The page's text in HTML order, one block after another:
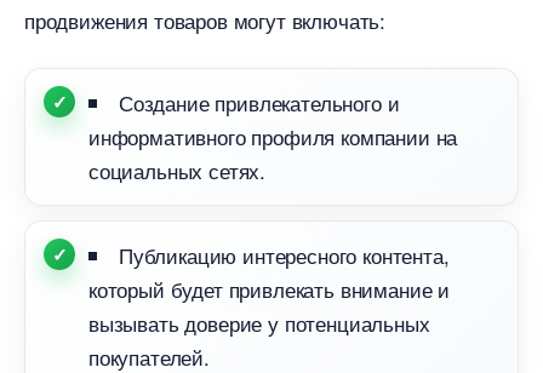
продвижения товаров могут включать:
Создание привлекательного и
информативного профиля компании на
социальных сетях.
Публикацию интересного контента,
который будет привлекать внимание и
ызывать доверие у потенциальных
покупателей.